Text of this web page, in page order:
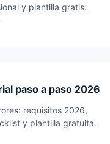
y plantilla gratis.
paso a paso 2026
requisitos 2026,
y plantilla gratuita.